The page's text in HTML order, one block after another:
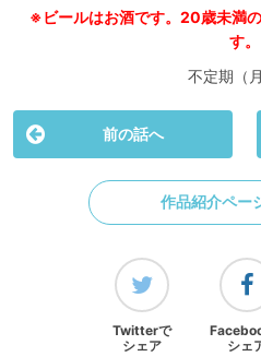
※ビールはお酒です。20歳未満
す。
不定期（月
前の話へ
作品紹介ペー
Twitterで
シェア
シェ